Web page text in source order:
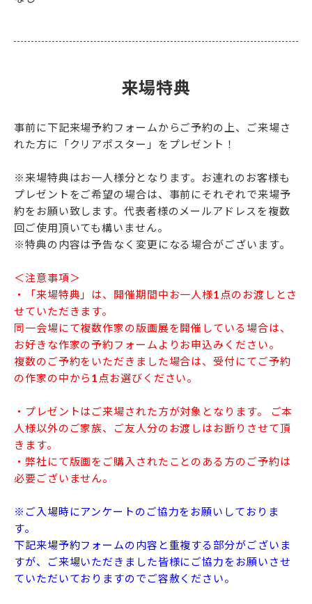
来場特典
事前に下記来場予約フォームからご予約の上、ご来場さ
れた方に「クリアポスター」をプレゼント！
※来場特典はお一人様分となります。お連れのお客様も
プレゼントをご希望の場合は、事前にそれぞれで来場予
約をお願い致します。代表者様のメールアドレスを複数
回ご使用頂いても構いません。
※特典の内容は予告なく変更になる場合がございます。
＜注意事項＞
・「来場特典」は、開催期間中お一人様1点のお渡しとさ
せていただきます。
同一会場にて複数作家の版画展を開催している場合は、
お好きな作家の予約フォームよりお申込みください。
複数のご予約をいただきました場合は、受付にてご予約
の作家の中から1点お選びください。
・プレゼントはご来場された方が対象となります。 ご本
人様以外のご家族、ご友人分のお渡しはお断りさせて頂
きます。
・弊社にて版画をご購入されたことのある方のご予約は
必要ございません。
※ご入場時にアンケートのご協力をお願いしておりま
す。
下記来場予約フォームの内容と重複する部分がございま
すが、ご来場いただきました皆様にご協力をお願いさせ
ていただいておりますのでご容赦ください。